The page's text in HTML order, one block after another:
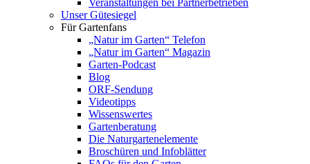
Veranstaltungen bei Partnerbetrieben
Unser Gütesiegel
Für Gartenfans
„Natur im Garten“ Telefon
„Natur im Garten“ Magazin
Garten-Podcast
Blog
ORF-Sendung
Videotipps
Wissenswertes
Gartenberatung
Die Naturgartenelemente
Broschüren und Infoblätter